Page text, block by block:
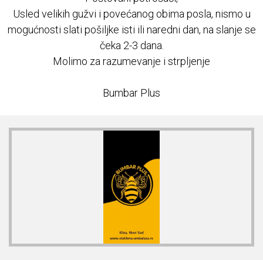
Najčešća pitanja
Usled velikih gužvi i povećanog obima posla, nismo u
mogućnosti slati pošiljke isti ili naredni dan, na slanje se
čeka 2-3 dana.
Molimo za razumevanje i strpljenje
Bumbar Plus